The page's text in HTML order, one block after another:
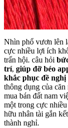
Nhìn phổ vươn lên
cực nhiều lợi ích
trấn hội. câu hỏi
trí, giúp đỡ béo
khắc phục đề
thông dụng của
mua bán đất nam
một trong cực
hữu nhân tài gắn
thành nghỉ.